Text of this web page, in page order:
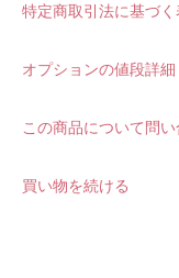
特定商取引法に基づ
オプションの値段詳細
この商品について問
買い物を続ける